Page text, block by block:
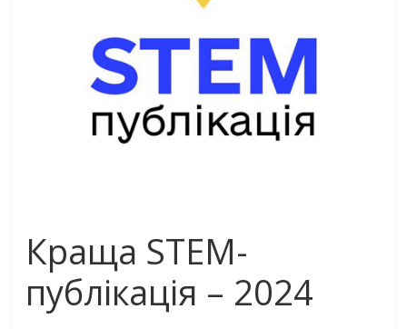
Краща STEM-
публікація – 2024